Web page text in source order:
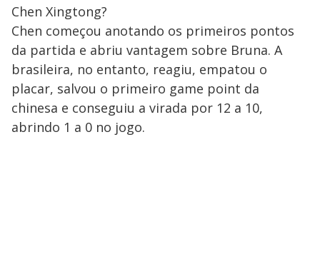
Chen Xingtong?
Chen começou anotando os primeiros pontos
da partida e abriu vantagem sobre Bruna. A
brasileira, no entanto, reagiu, empatou o
placar, salvou o primeiro game point da
chinesa e conseguiu a virada por 12 a 10,
abrindo 1 a 0 no jogo.